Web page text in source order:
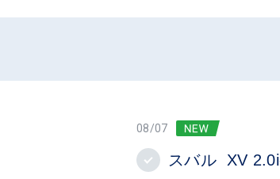
08/07
スバル XV